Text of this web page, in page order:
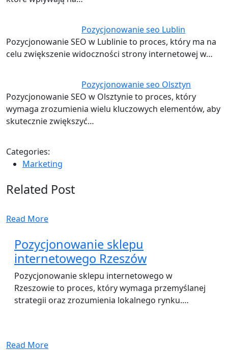
Pozycjonowanie seo Lublin
Pozycjonowanie SEO w Lublinie to proces, który ma na
celu zwiększenie widoczności strony internetowej w…
Pozycjonowanie seo Olsztyn
Pozycjonowanie SEO w Olsztynie to proces, który
wymaga zrozumienia wielu kluczowych elementów, aby
skutecznie zwiększyć…
Categories:
Marketing
Related Post
Read More
Pozycjonowanie sklepu
internetowego Rzeszów
Pozycjonowanie sklepu internetowego w
Rzeszowie to proces, który wymaga przemyślanej
strategii oraz zrozumienia lokalnego rynku.…
Read More